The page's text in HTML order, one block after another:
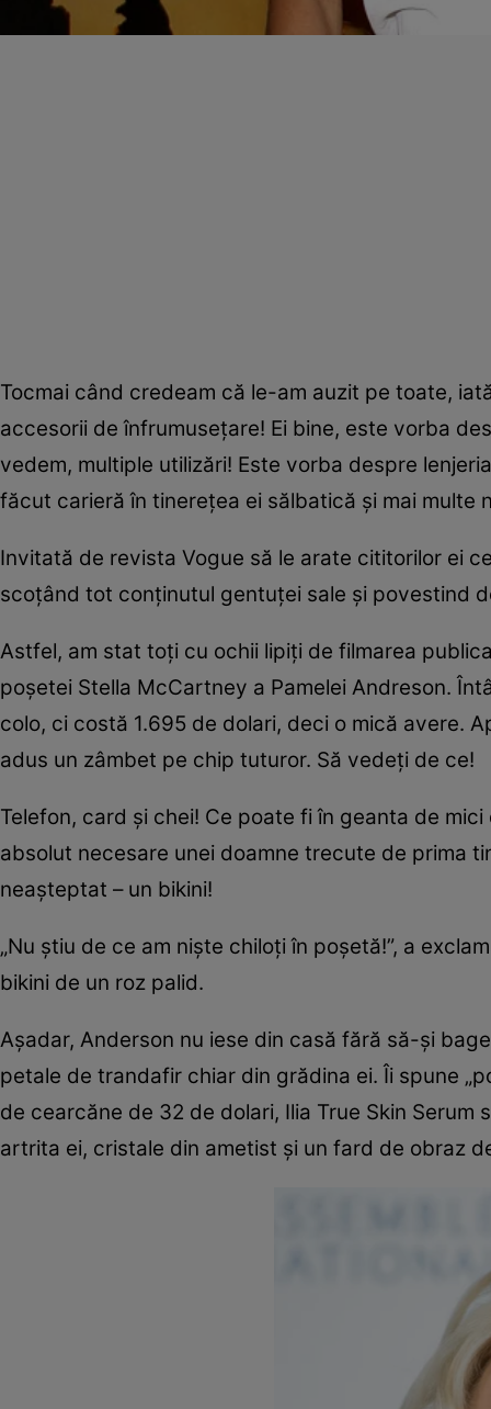
Tocmai când credeam că le-am auzit pe toate,
accesorii de înfrumusețare! Ei bine, este vorba
vedem, multiple utilizări! Este vorba despre
făcut carieră în tinerețea ei sălbatică și mai multe
Invitată de revista Vogue să le arate cititorilor ei
scoțând tot conținutul gentuței sale și povestind
Astfel, am stat toți cu ochii lipiți de filmarea
poșetei Stella McCartney a Pamelei Andreson.
colo, ci costă 1.695 de dolari, deci o mică avere.
adus un zâmbet pe chip tuturor. Să vedeți de ce!
Telefon, card și chei! Ce poate fi în geanta de
absolut necesare unei doamne trecute de prima
neașteptat – un bikini!
„Nu știu de ce am niște chiloți în poșetă!”, a
bikini de un roz palid.
Așadar, Anderson nu iese din casă fără să-și
petale de trandafir chiar din grădina ei. Îi spune
de cearcăne de 32 de dolari, Ilia True Skin Serum
artrita ei, cristale din ametist și un fard de obraz